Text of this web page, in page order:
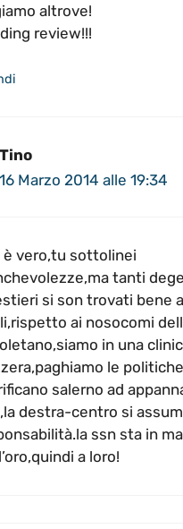
altrove!
review!!!
Tino
16 Marzo 2014 alle 19:34
è vero,tu sottolinei
tanti
si son trovati bene
ai nosocomi
in una
le
salerno ad
destra-centro si
ssn sta in
a loro!